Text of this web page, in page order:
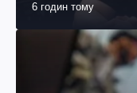
6 годин тому